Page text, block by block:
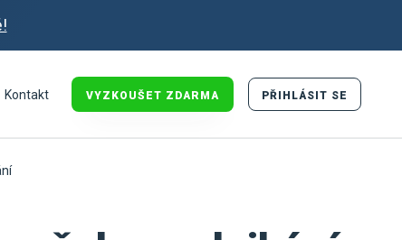
Kontakt VYZKOUŠET ZDARMA PŘIHLÁSIT SE